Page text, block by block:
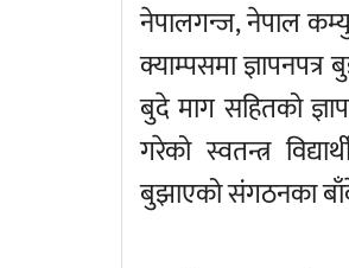
नेपालगन्ज, नेपाल
क्याम्पसमा
बुदे माग सहितको
गरेको स्वतन्त्र
बुझाएको संगठनका